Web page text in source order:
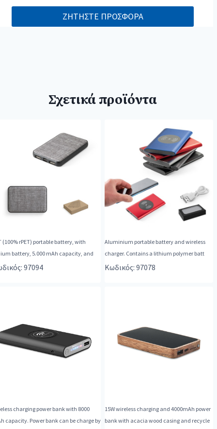
ΖΗΤΗΣΤΕ ΠΡΟΣΦΟΡΑ
Σχετικά προϊόντα
(100% rPET) portable battery, with
battery, 5.000 mAh capacity, and
97094
Aluminium portable battery and wireless
charger. Contains a lithium polymer batt
Κωδικός: 97078
charging power bank with 8000
capacity. Power bank can be charge by
15W wireless charging and 4000mAh power
bank with acacia wood casing and recycle